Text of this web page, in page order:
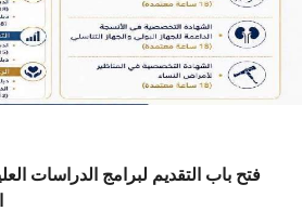
فتح باب التقديم لبرامج الدراسات